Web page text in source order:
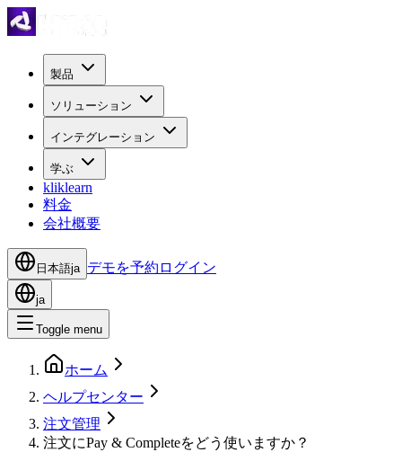
製品
ソリューション
インテグレーション
学ぶ
kliklearn
料金
会社概要
日本語ja デモを予約 ログイン
ja
Toggle menu
ホーム
ヘルプセンター
注文管理
注文にPay & Completeをどう使いますか？